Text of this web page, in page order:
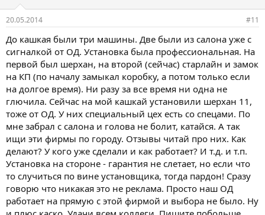
20.05.2014 #11
До кашкая были три машины. Две были из салона уже с
сигналкой от ОД. Установка была профессиональная. На
первой был шерхан, на второй (сейчас) старлайн и замок
на КП (по началу замыкал коробку, а потом только если
на долгое время). Ни разу за все время ни одна не
глючила. Сейчас на мой кашкай установили шерхан 11,
тоже от ОД. У них специальный цех есть со спецами. По
мне забрал с салона и голова не болит, катайся. А так
ищи эти фирмы по городу. Отзывы читай про них. Как
делают? У кого уже сделали и как работает? И т.д. и т.п.
Установка на стороне - гарантия не слетает, но если что
то случиться по вине установщика, тогда пардон! Сразу
говорю что никакая это не реклама. Просто наш ОД
работает на прямую с этой фирмой и выбора не было. Ну